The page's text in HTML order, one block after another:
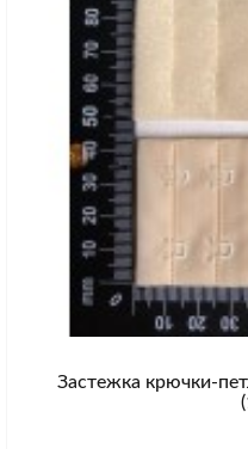
Застежка крючки-